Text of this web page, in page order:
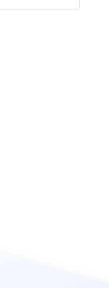
en lonas acrílicas
limpia y
durables